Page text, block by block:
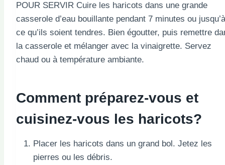
POUR SERVIR Cuire les haricots dans une grande
casserole d’eau bouillante pendant 7 minutes ou jusqu’à
ce qu’ils soient tendres. Bien égoutter, puis remettre
la casserole et mélanger avec la vinaigrette. Servez
chaud ou à température ambiante.
Comment préparez-vous et
cuisinez-vous les haricots?
Placer les haricots dans un grand bol. Jetez les
pierres ou les débris.